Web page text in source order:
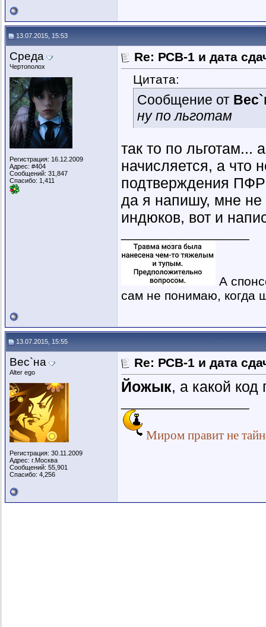
13.07.2015, 15:53
Среда
Чертополох
Регистрация: 16.12.2009
Адрес: #404
Сообщений: 31,847
Спасибо: 1,411
Re: РСВ-1 и дата
Цитата:
Сообщение от
ну по льготам
так то по льготам...
начисляется, а что
подтверждения ПФР
да я напишу, мне не
индюков, вот и
А
сам не понимаю, когда
13.07.2015, 15:55
Вес`на
Alter ego
Регистрация: 30.11.2009
Адрес: г.Москва
Сообщений: 55,901
Спасибо: 4,256
Re: РСВ-1 и дата
Йожык, а какой
Миром правит не